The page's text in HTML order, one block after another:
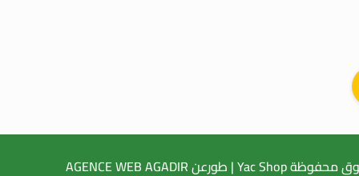
AGENCE WEB AGADIR